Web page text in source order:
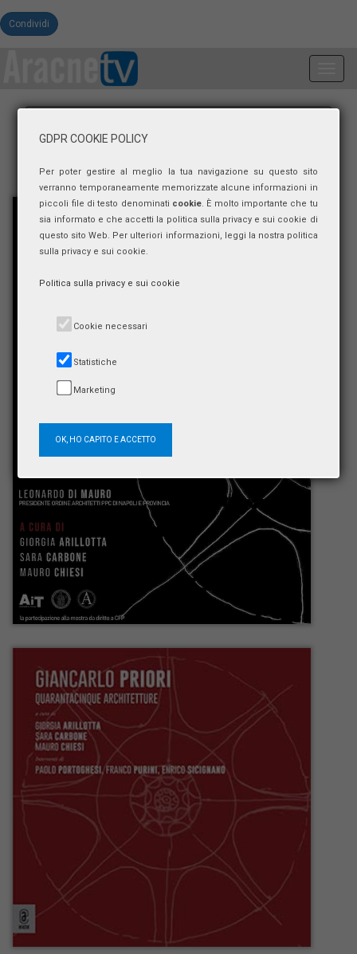
Condividi
GDPR COOKIE POLICY
Per poter gestire al meglio la tua navigazione su questo sito
verranno temporaneamente memorizzate alcune informazioni in
piccoli file di testo denominati cookie. È molto importante che tu
sia informato e che accetti la politica sulla privacy e sui cookie di
questo sito Web. Per ulteriori informazioni, leggi la nostra politica
sulla privacy e sui cookie.
Politica sulla privacy e sui cookie
Cookie necessari
Statistiche
Marketing
OK, HO CAPITO E ACCETTO